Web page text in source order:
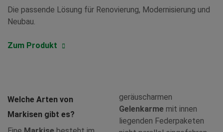
Die passende Lösung für Renovierung, Modernisierung und
Neubau.
Zum Produkt
Welche Arten von
Markisen gibt es?
geräuscharmen
Gelenkarme mit innen
liegenden Federpaketen